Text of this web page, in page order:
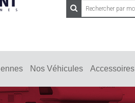
Nos Véhicules Accessoires